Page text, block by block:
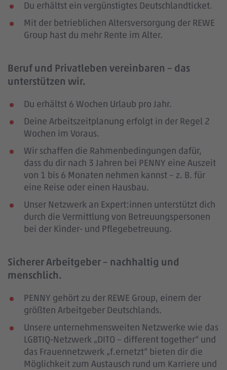
Du erhältst ein vergünstigtes Deutschlandticket.
Mit der betrieblichen Altersversorgung der REWE
Group hast du mehr Rente im Alter.
Beruf und Privatleben vereinbaren – das
unterstützen wir.
Du erhältst 6 Wochen Urlaub pro Jahr.
Deine Arbeitszeitplanung erfolgt in der Regel 2
Wochen im Voraus.
Wir schaffen die Rahmenbedingungen dafür,
dass du dir nach 3 Jahren bei PENNY eine Auszeit
von 1 bis 6 Monaten nehmen kannst – z. B. für
eine Reise oder einen Hausbau.
Unser Netzwerk an Expert:innen unterstützt dich
durch die Vermittlung von Betreuungspersonen
bei der Kinder- und Pflegebetreuung.
Sicherer Arbeitgeber – nachhaltig und
menschlich.
PENNY gehört zu der REWE Group, einem der
größten Arbeitgeber Deutschlands.
Unsere unternehmensweiten Netzwerke wie das
LGBTIQ-Netzwerk „DITO – different together“ und
das Frauennetzwerk „f.ernetzt“ bieten dir die
Möglichkeit zum Austausch rund um Karriere und